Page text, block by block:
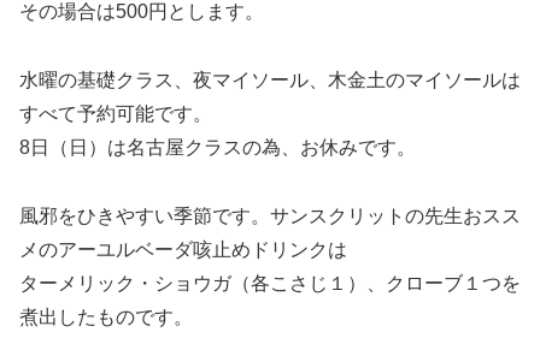
その場合は500円とします。
水曜の基礎クラス、夜マイソール、木金土のマイソールは
すべて予約可能です。
8日（日）は名古屋クラスの為、お休みです。
風邪をひきやすい季節です。サンスクリットの先生おスス
メのアーユルベーダ咳止めドリンクは
ターメリック・ショウガ（各こさじ１）、クローブ１つを
煮出したものです。